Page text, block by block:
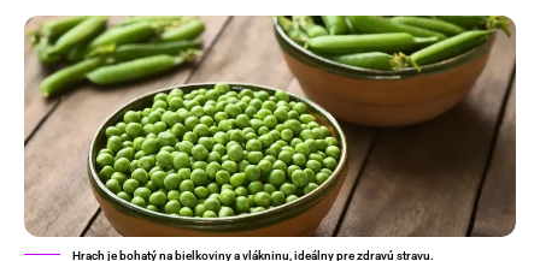
Hrach je bohatý na bielkoviny a vlákninu, ideálny pre zdravú stravu.